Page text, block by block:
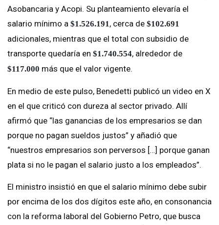
Asobancaria y Acopi. Su planteamiento elevaría el
salario mínimo a $1.526.191 , cerca de $102.691
adicionales, mientras que el total con subsidio de
transporte quedaría en $1.740.554, alrededor de
$117.000 más que el valor vigente.
En medio de este pulso, Benedetti publicó un video en X
en el que criticó con dureza al sector privado. Allí
afirmó que “las ganancias de los empresarios se dan
porque no pagan sueldos justos” y añadió que
“nuestros empresarios son perversos […] porque ganan
plata si no le pagan el salario justo a los empleados”.
El ministro insistió en que el salario mínimo debe subir
por encima de los dos dígitos este año, en consonancia
con la reforma laboral del Gobierno Petro, que busca